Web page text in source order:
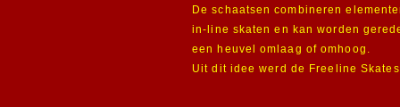
De schaatsen combineren
in-line skaten en kan worden
een heuvel omlaag of omhoog.
Uit dit idee werd de Freeline